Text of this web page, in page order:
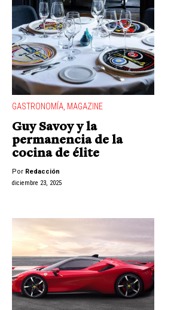
GASTRONOMÍA, MAGAZINE
Guy Savoy y la
permanencia de la
cocina de élite
Por Redacción
diciembre 23, 2025